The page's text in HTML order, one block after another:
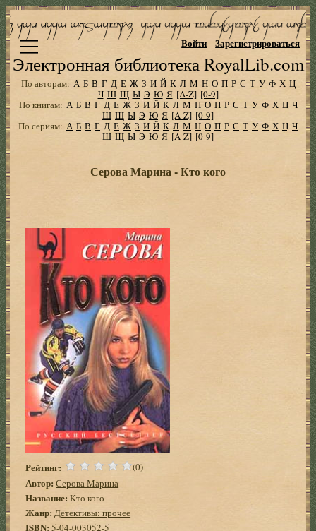
Электронная библиотека RoyalLib.com
Войти Зарегистрироваться
По авторам: А Б В Г Д Е Ж З И Й К Л М Н О П Р С Т У Ф Х Ц
Ч Ш Щ Ы Э Ю Я [A-Z] [0-9]
По книгам: А Б В Г Д Е Ж З И Й К Л М Н О П Р С Т У Ф Х Ц Ч
Ш Щ Ы Э Ю Я [A-Z] [0-9]
По сериям: А Б В Г Д Е Ж З И Й К Л М Н О П Р С Т У Ф Х Ц Ч
Ш Щ Ы Э Ю Я [A-Z] [0-9]
Серова Марина - Кто кого
Рейтинг: (0)
Автор: Серова Марина
Название: Кто кого
Жанр: Детективы: прочее
ISBN: 5-04-003052-5